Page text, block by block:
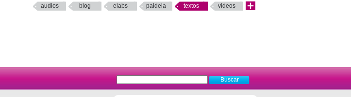
audios blog elabs paideia textos videos